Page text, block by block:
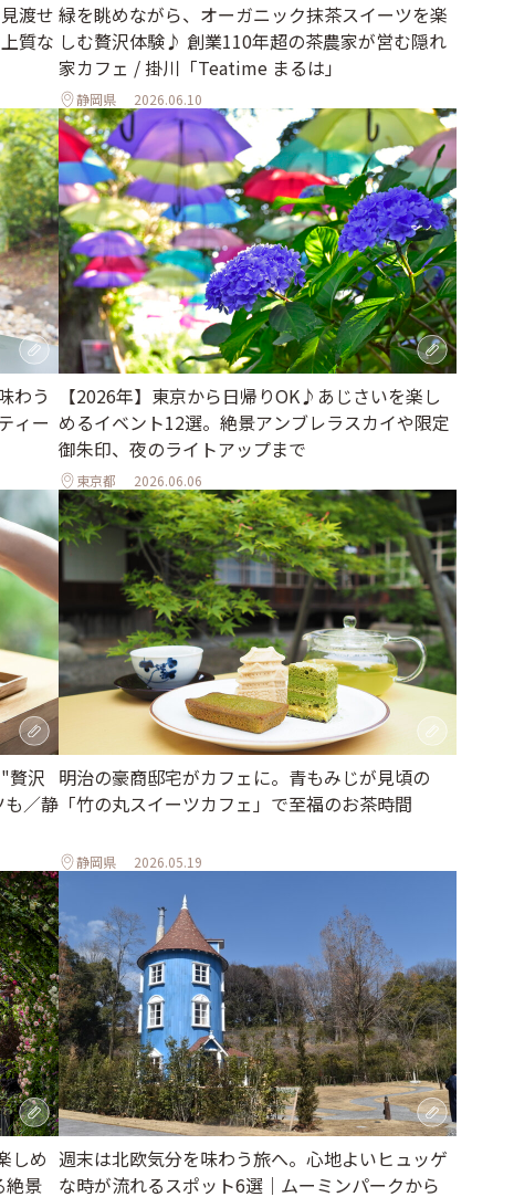
渡せ
質な
緑を眺めながら、オーガニック抹茶スイーツを楽
しむ贅沢体験♪ 創業110年超の茶農家が営む隠れ
家カフェ / 掛川「Teatime まるは」
静岡県 2026.06.10
わう
ィー
【2026年】東京から日帰りOK♪あじさいを楽し
めるイベント12選。絶景アンブレラスカイや限定
御朱印、夜のライトアップまで
東京都 2026.06.06
贅沢
／静
明治の豪商邸宅がカフェに。青もみじが見頃の
「竹の丸スイーツカフェ」で至福のお茶時間
静岡県 2026.05.19
しめ
絶景
週末は北欧気分を味わう旅へ。心地よいヒュッゲ
な時が流れるスポット6選｜ムーミンパークから